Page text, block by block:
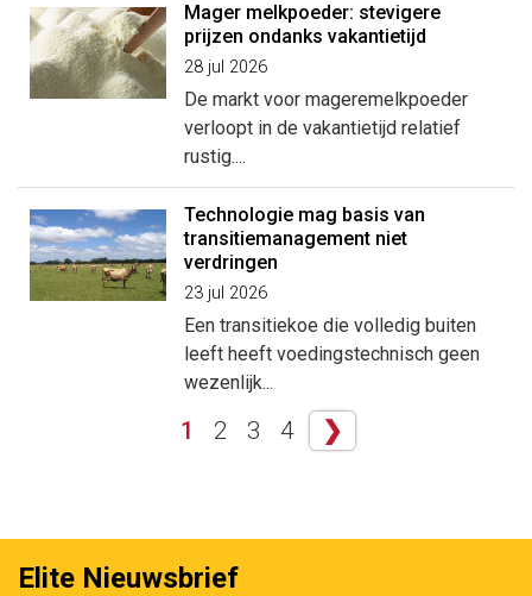
Mager melkpoeder: stevigere
prijzen ondanks vakantietijd
28 jul 2026
De markt voor mageremelkpoeder
verloopt in de vakantietijd relatief
rustig....
Technologie mag basis van
transitiemanagement niet
verdringen
23 jul 2026
Een transitiekoe die volledig buiten
leeft heeft voedingstechnisch geen
wezenlijk...
1 2 3 4 ❯
Elite Nieuwsbrief